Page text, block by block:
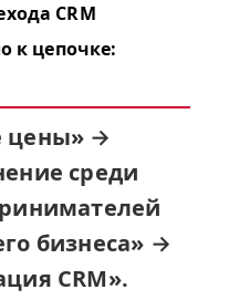
CRM
к цепочке:
цены» →
среди
бизнеса» →
CRM».